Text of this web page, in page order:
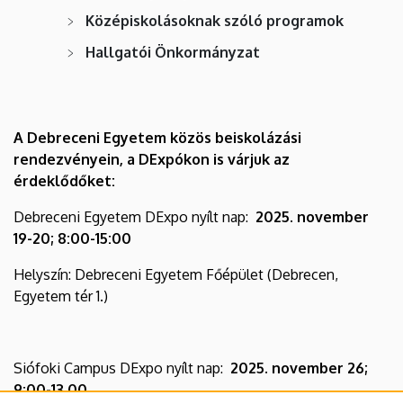
Középiskolásoknak szóló programok
Hallgatói Önkormányzat
A Debreceni Egyetem közös beiskolázási
rendezvényein, a DExpókon is várjuk az
érdeklődőket:
Debreceni Egyetem DExpo nyílt nap: 2025. november
19-20; 8:00-15:00
Helyszín: Debreceni Egyetem Főépület (Debrecen,
Egyetem tér 1.)
Siófoki Campus DExpo nyílt nap: 2025. november 26;
9:00-13.00